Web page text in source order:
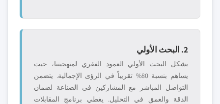
2. البحث الأولي
يشكل البحث الأولي العمود الفقري لمنهجيتنا، حيث
يساهم بنسبة 80% تقريباً في الرؤى الإجمالية. يتضمن
التواصل المباشر مع المشاركين في الصناعة لضمان
الدقة والعمق في التحليل. يغطي برنامج المقابلات